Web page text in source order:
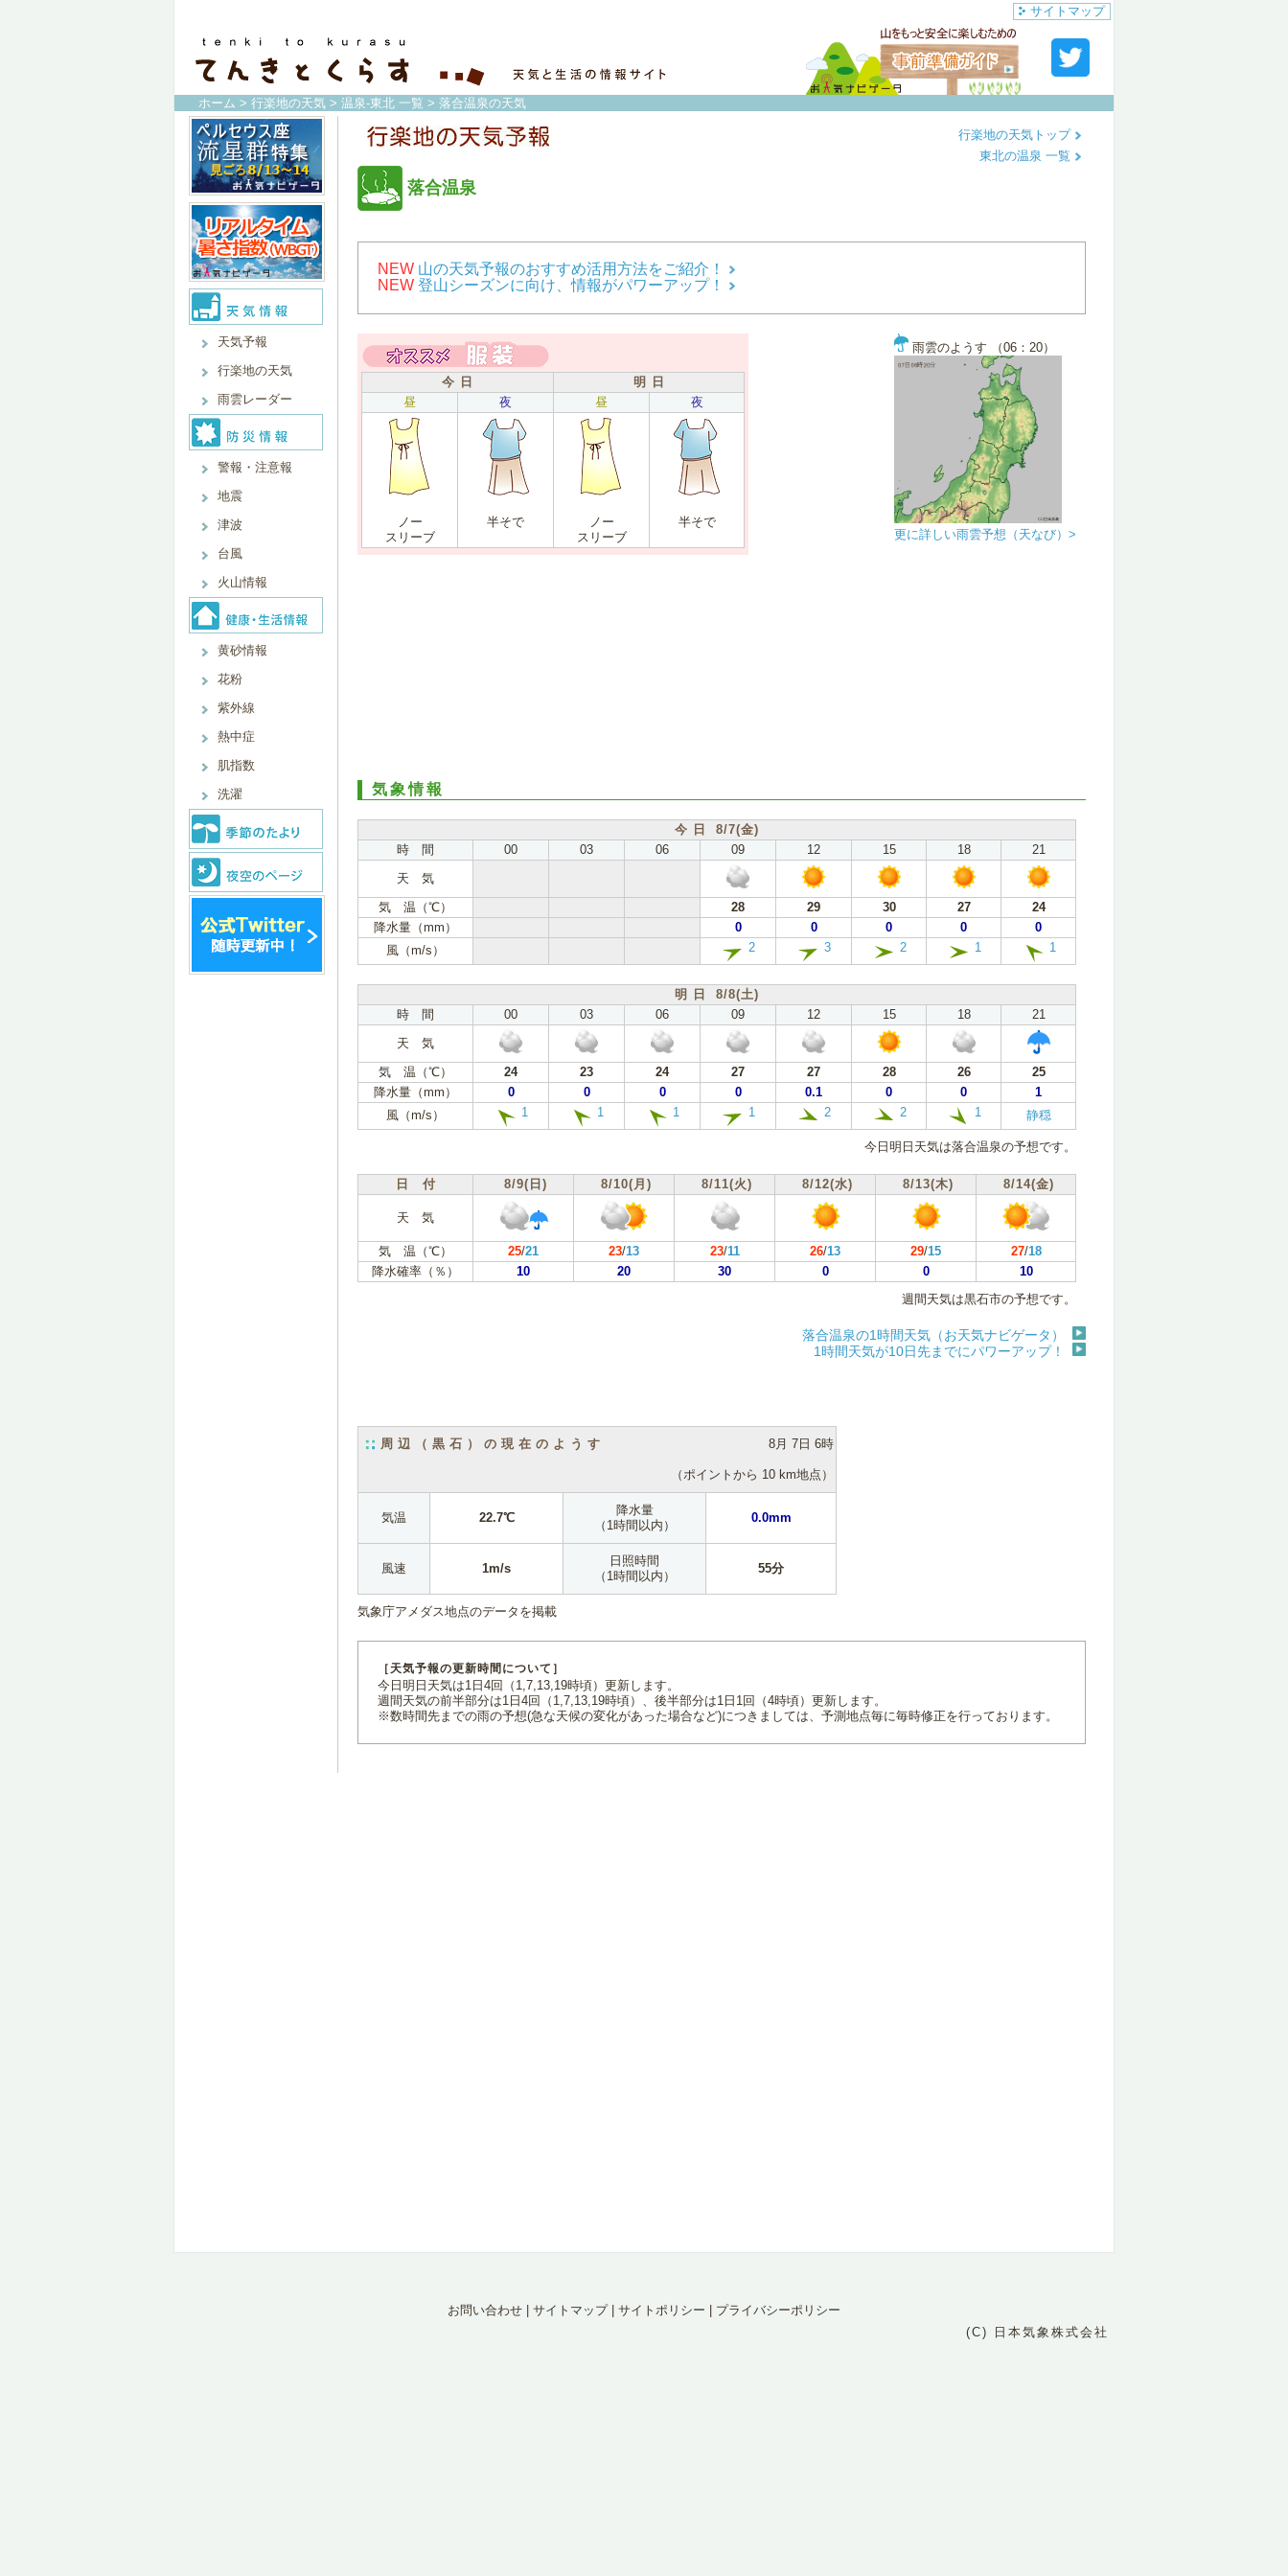
サイトマップ
ホーム > 行楽地の天気 > 温泉-東北 一覧 > 落合温泉の天気
天気予報
行楽地の天気
雨雲レーダー
警報・注意報
地震
津波
台風
火山情報
黄砂情報
花粉
紫外線
熱中症
肌指数
洗濯
落合温泉
行楽地の天気トップ
東北の温泉 一覧
NEW 山の天気予報のおすすめ活用方法をご紹介！
NEW 登山シーズンに向け、情報がパワーアップ！
今 日
明 日
昼
夜 昼 夜
ノー
スリーブ
半そで
ノー
スリーブ
半そで
雨雲のようす （06：20）
更に詳しい雨雲予想（天なび）>
気象情報
今 日 8/7(金)
時 間
00 03 06 09 12 15 18
21
天 気
気 温（℃）
28 29 30 27
24
降水量（mm）
0 0 0 0
0
風（m/s）
2 3 2 1 1
明 日 8/8(土)
時 間
00 03 06 09 12 15 18
21
天 気
気 温（℃）
24 23 24 27 27 28 26
25
降水量（mm）
0 0 0 0 0.1 0 0
1
風（m/s）
1 1 1 1 2 2 1 静穏
今日明日天気は落合温泉の予想です。
日 付 8/9(日) 8/10(月) 8/11(火) 8/12(水) 8/13(木) 8/14(金)
天 気
気 温（℃） 25/21 23/13 23/11 26/13 29/15 27/18
降水確率（％）
10 20 30 0 0
10
週間天気は黒石市の予想です。
落合温泉の1時間天気（お天気ナビゲータ）
1時間天気が10日先までにパワーアップ！
周辺（黒石）の現在のようす 8月 7日 6時
（ポイントから 10 km地点）
気温 22.7℃
降水量
（1時間以内）
0.0mm
風速 1m/s
日照時間
（1時間以内）
55分
気象庁アメダス地点のデータを掲載
［天気予報の更新時間について］
今日明日天気は1日4回（1,7,13,19時頃）更新します。
週間天気の前半部分は1日4回（1,7,13,19時頃）、後半部分は1日1回（4時頃）更新します。
※数時間先までの雨の予想(急な天候の変化があった場合など)につきましては、予測地点毎に毎時修正を行っております。
お問い合わせ サイトマップ| サイトポリシー
プライバシーポリシー
(C) 日本気象株式会社